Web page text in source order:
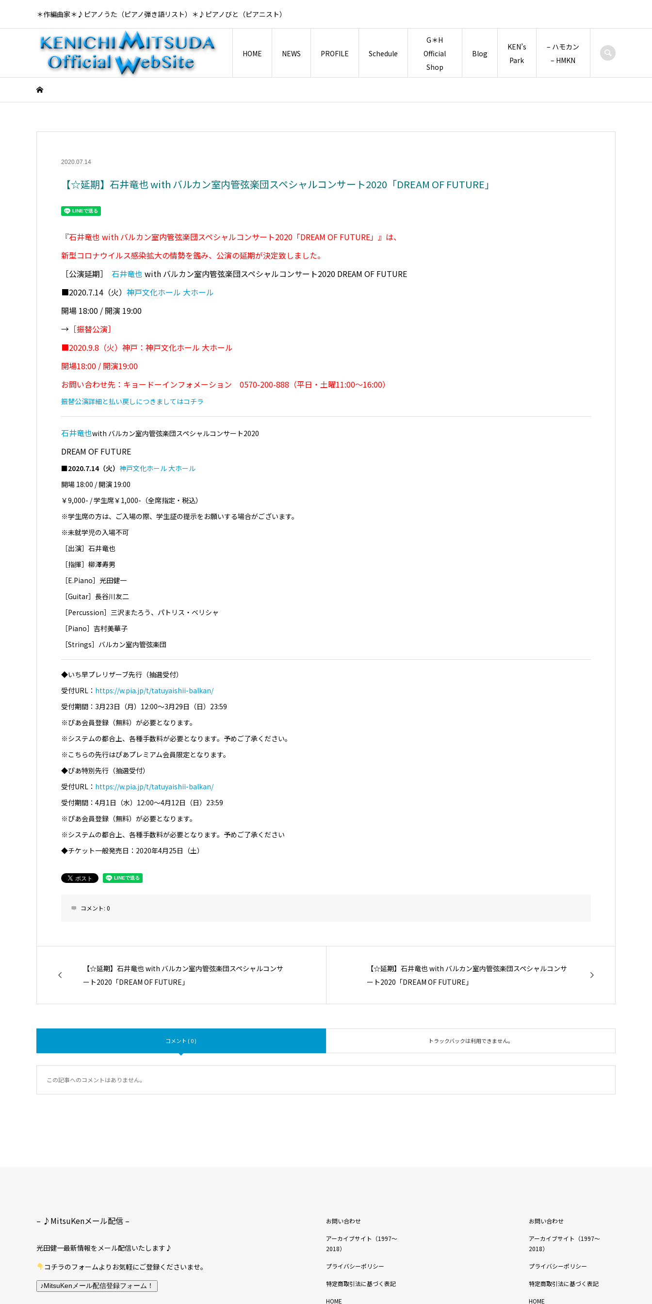
＊作編曲家＊♪ピアノうた（ピアノ弾き語リスト）＊♪ピアノびと（ピアニスト）
HOME NEWS PROFILE Schedule
G＊H
Official
Shop
Blog
KEN’s
Park
– ハモカン
– HMKN
2020.07.14
【☆延期】石井竜也 with バルカン室内管弦楽団スペシャルコンサート2020「DREAM OF FUTURE」
『石井竜也 with バルカン室内管弦楽団スペシャルコンサート2020「DREAM OF FUTURE」』は、
新型コロナウイルス感染拡大の情勢を鑑み、公演の延期が決定致しました。
［公演延期］
石井竜也 with バルカン室内管弦楽団スペシャルコンサート2020 DREAM OF FUTURE
■2020.7.14（火） 神戸文化ホール 大ホール
開場 18:00 / 開演 19:00
→［振替公演］
■2020.9.8（火）神戸：神戸文化ホール 大ホール
開場18:00 / 開演19:00
お問い合わせ先：キョードーインフォメーション 0570-200-888（平日・土曜11:00〜16:00）
振替公演詳細と払い戻しにつきましてはコチラ
石井竜也with バルカン室内管弦楽団スペシャルコンサート2020
DREAM OF FUTURE
■2020.7.14（火） 神戸文化ホール 大ホール
開場 18:00 / 開演 19:00
￥9,000- / 学生席￥1,000-（全席指定・税込）
※学生席の方は、ご入場の際、学生証の提示をお願いする場合がございます。
※未就学児の入場不可
［出演］石井竜也
［指揮］柳澤寿男
［E.Piano］光田健一
［Guitar］長谷川友二
［Percussion］三沢またろう、パトリス・ベリシャ
［Piano］吉村美華子
［Strings］バルカン室内管弦楽団
◆いち早プレリザーブ先行（抽選受付）
受付URL： https://w.pia.jp/t/tatuyaishii-balkan/
受付期間：3月23日（月）12:00～3月29日（日）23:59
※ぴあ会員登録（無料）が必要となります。
※システムの都合上、各種手数料が必要となります。予めご了承ください。
※こちらの先行はぴあプレミアム会員限定となります。
◆ぴあ特別先行（抽選受付）
受付URL： https://w.pia.jp/t/tatuyaishii-balkan/
受付期間：4月1日（水）12:00～4月12日（日）23:59
※ぴあ会員登録（無料）が必要となります。
※システムの都合上、各種手数料が必要となります。予めご了承ください
◆チケット一般発売日：2020年4月25日（土）
コメント: 0
【☆延期】石井竜也 with バルカン室内管弦楽団スペシャルコンサ
ート2020「DREAM OF FUTURE」
【☆延期】石井竜也 with バルカン室内管弦楽団スペシャルコンサ
ート2020「DREAM OF FUTURE」
コメント ( 0 ) トラックバックは利用できません。
この記事へのコメントはありません。
– ♪MitsuKenメール配信 –
光田健一最新情報をメール配信いたします♪
コチラのフォームよりお気軽にご登録くださいませ。
♪MitsuKenメール配信登録フォーム！
お問い合わせ
アーカイブサイト（1997〜
2018）
プライバシーポリシー
特定商取引法に基づく表記
HOME
お問い合わせ
アーカイブサイト（1997〜
2018）
プライバシーポリシー
特定商取引法に基づく表記
HOME